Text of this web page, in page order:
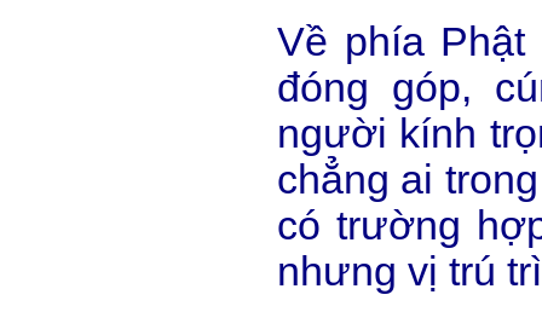
Về phía Phật
đóng góp,
người kính
chẳng ai
có trường
nhưng vị trú